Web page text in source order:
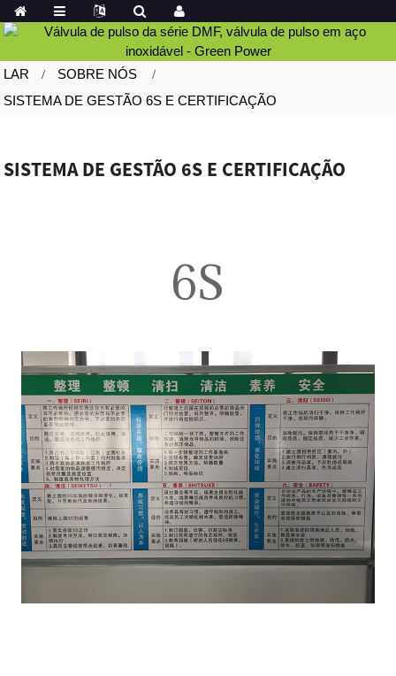
LAR
SOBRE NÓS
SISTEMA DE GESTÃO 6S E CERTIFICAÇÃO
SISTEMA DE GESTÃO 6S E CERTIFICAÇÃO
6S